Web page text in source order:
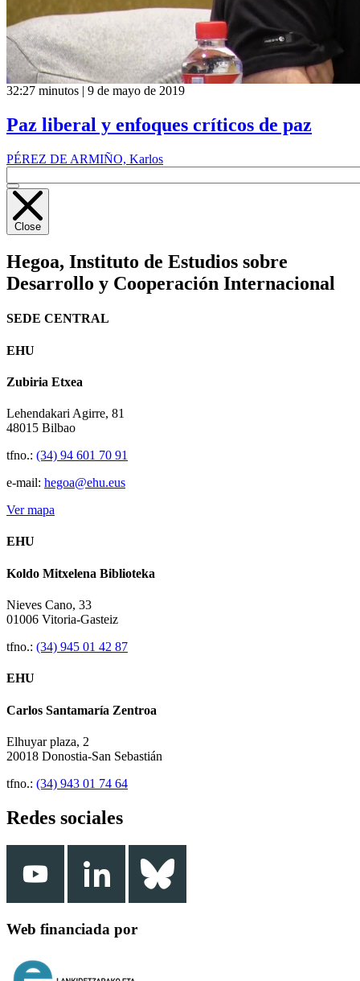
32:27 minutos | 9 de mayo de 2019
Paz liberal y enfoques críticos de paz
PÉREZ DE ARMIÑO, Karlos
Close
Hegoa, Instituto de Estudios sobre
Desarrollo y Cooperación Internacional
SEDE CENTRAL
EHU
Zubiria Etxea
Lehendakari Agirre, 81
48015 Bilbao
tfno.: (34) 94 601 70 91
e-mail: hegoa@ehu.eus
Ver mapa
EHU
Koldo Mitxelena Biblioteka
Nieves Cano, 33
01006 Vitoria-Gasteiz
tfno.: (34) 945 01 42 87
EHU
Carlos Santamaría Zentroa
Elhuyar plaza, 2
20018 Donostia-San Sebastián
tfno.: (34) 943 01 74 64
Redes sociales
Web financiada por